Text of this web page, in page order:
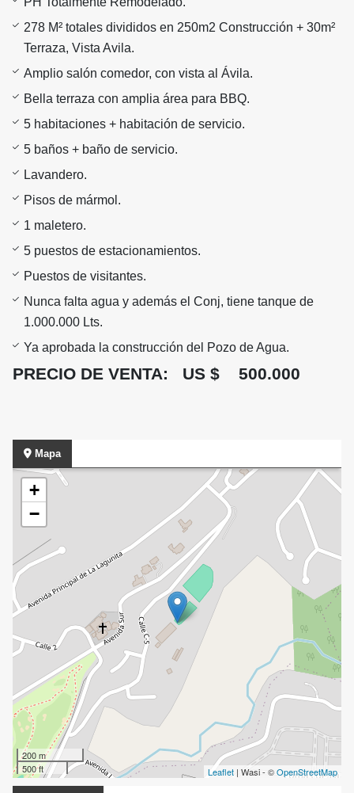
278 M² totales divididos en 250m2 Construcción + 30m²
Terraza, Vista Avila.
Amplio salón comedor, con vista al Ávila.
Bella terraza con amplia área para BBQ.
5 habitaciones + habitación de servicio.
5 baños + baño de servicio.
Lavandero.
Pisos de mármol.
1 maletero.
5 puestos de estacionamientos.
Puestos de visitantes.
Nunca falta agua y además el Conj, tiene tanque de
1.000.000 Lts.
Ya aprobada la construcción del Pozo de Agua.
PRECIO DE VENTA: US $ 500.000
Mapa
+
−
200 m
500 ft
Leaflet | Wasi - ©OpenStreetMap